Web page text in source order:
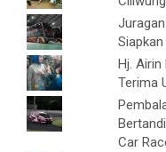
Hj. Airin
Terima
Car